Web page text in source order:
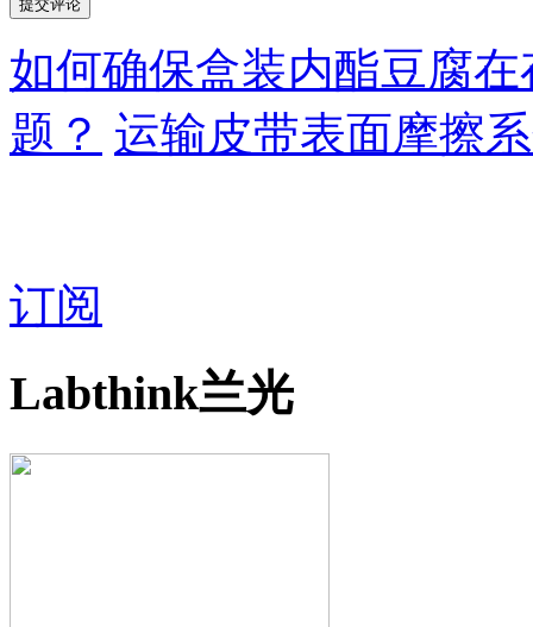
如何确保盒装内酯豆腐
题？ 运输皮带表面摩擦
订阅
Labthink兰光